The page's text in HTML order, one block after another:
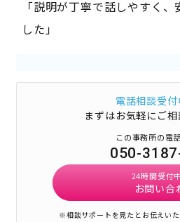
「説明が丁寧で話しやすく
した」
電話相談受付
まずはお気軽にご
この事務所の電
050-
24時間受付中
お問い合
※相談サポートを見たとお伝えいた